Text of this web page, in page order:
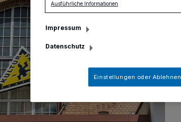
Ausführliche Informationen
Impressum
Datenschutz
Einstellungen oder Ablehnen